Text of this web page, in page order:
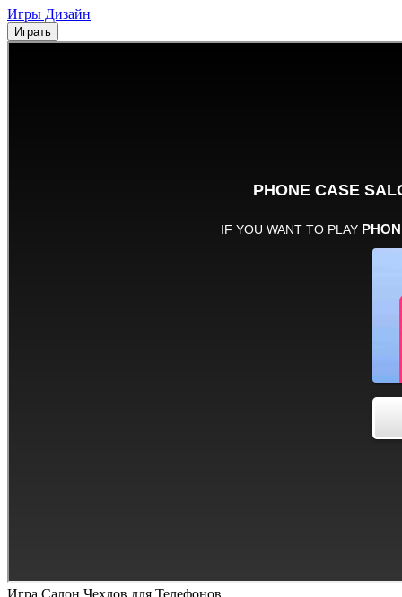
Игры Дизайн
Играть
Игра Салон Чехлов для Телефонов